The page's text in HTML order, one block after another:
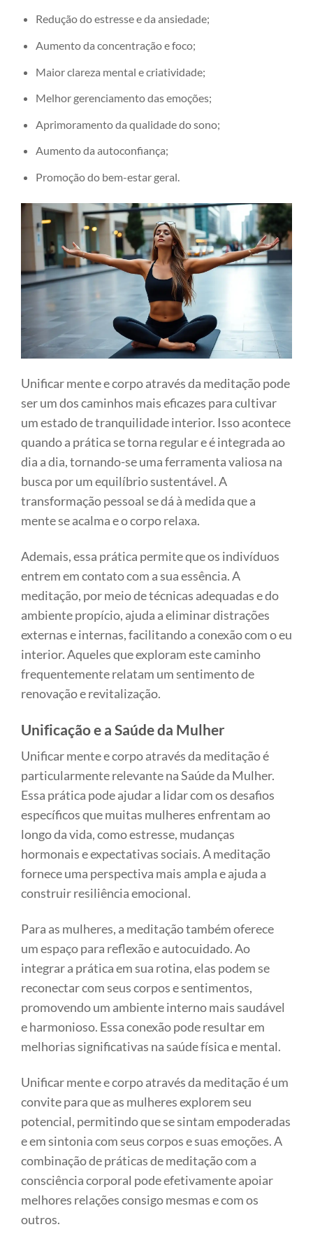
Redução do estresse e da ansiedade;
Aumento da concentração e foco;
Maior clareza mental e criatividade;
Melhor gerenciamento das emoções;
Aprimoramento da qualidade do sono;
Aumento da autoconfiança;
Promoção do bem-estar geral.
Unificar mente e corpo através da meditação pode
ser um dos caminhos mais eficazes para cultivar
um estado de tranquilidade interior. Isso acontece
quando a prática se torna regular e é integrada ao
dia a dia, tornando-se uma ferramenta valiosa na
busca por um equilíbrio sustentável. A
transformação pessoal se dá à medida que a
mente se acalma e o corpo relaxa.
Ademais, essa prática permite que os indivíduos
entrem em contato com a sua essência. A
meditação, por meio de técnicas adequadas e do
ambiente propício, ajuda a eliminar distrações
externas e internas, facilitando a conexão com o eu
interior. Aqueles que exploram este caminho
frequentemente relatam um sentimento de
renovação e revitalização.
Unificação e a Saúde da Mulher
Unificar mente e corpo através da meditação é
particularmente relevante na Saúde da Mulher.
Essa prática pode ajudar a lidar com os desafios
específicos que muitas mulheres enfrentam ao
longo da vida, como estresse, mudanças
hormonais e expectativas sociais. A meditação
fornece uma perspectiva mais ampla e ajuda a
construir resiliência emocional.
Para as mulheres, a meditação também oferece
um espaço para reflexão e autocuidado. Ao
integrar a prática em sua rotina, elas podem se
reconectar com seus corpos e sentimentos,
promovendo um ambiente interno mais saudável
e harmonioso. Essa conexão pode resultar em
melhorias significativas na saúde física e mental.
Unificar mente e corpo através da meditação é um
convite para que as mulheres explorem seu
potencial, permitindo que se sintam empoderadas
e em sintonia com seus corpos e suas emoções. A
combinação de práticas de meditação com a
consciência corporal pode efetivamente apoiar
melhores relações consigo mesmas e com os
outros.